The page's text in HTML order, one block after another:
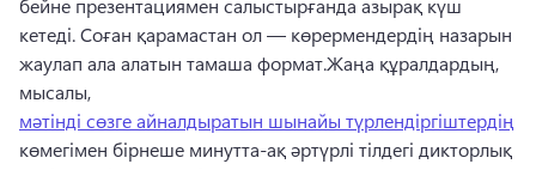
бейне презентациямен салыстырғанда азырақ күш
кетеді. Соған қарамастан ол — көрермендердің назарын
жаулап ала алатын тамаша формат.Жаңа құралдардың,
мысалы,
мәтінді сөзге айналдыратын шынайы түрлендіргіштердің
көмегімен бірнеше минутта-ақ әртүрлі тілдегі дикторлық